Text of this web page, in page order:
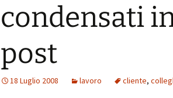
condensati
post
18 Luglio 2008 lavoro cliente,